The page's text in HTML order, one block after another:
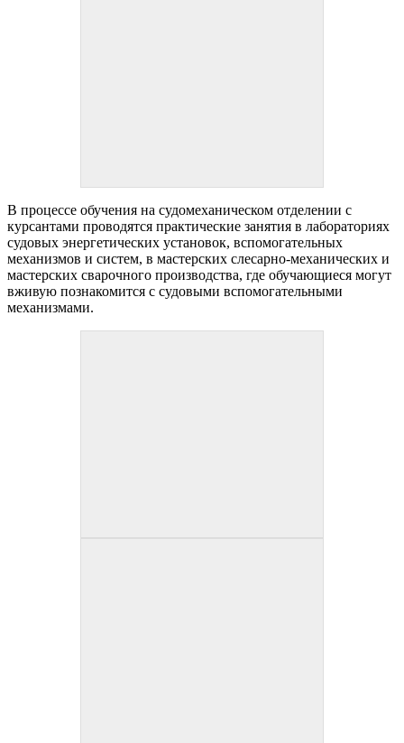
В процессе обучения на судомеханическом отделении с
курсантами проводятся практические занятия в лабораториях
судовых энергетических установок, вспомогательных
механизмов и систем, в мастерских слесарно-механических и
мастерских сварочного производства, где обучающиеся могут
вживую познакомится с судовыми вспомогательными
механизмами.